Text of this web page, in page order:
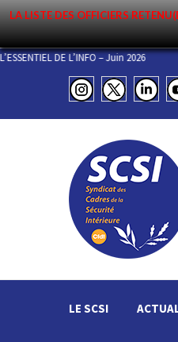
LA LISTE DES OFFICIERS
L’ESSENTIEL DE L’INFO – Juin 2026
LE SCSI